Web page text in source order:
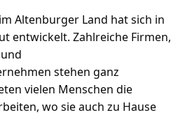
Altenburger Land hat sich in
entwickelt. Zahlreiche Firmen,
stehen ganz
vielen Menschen die
wo sie auch zu Hause